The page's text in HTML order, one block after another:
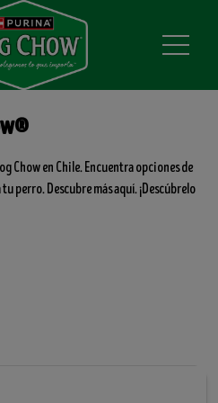
Chow en Chile. Encuentra opciones de
perro. Descubre más aquí. ¡Descúbrelo